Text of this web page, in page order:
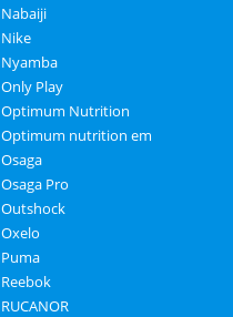
Nabaiji
Nike
Nyamba
Only Play
Optimum Nutrition
Optimum nutrition em
Osaga
Osaga Pro
Outshock
Oxelo
Puma
Reebok
RUCANOR